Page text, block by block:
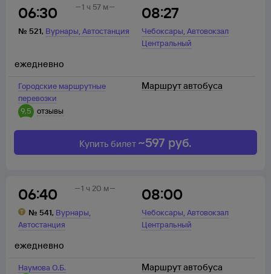
06:30
№ 521, Вурнары,Автостанция
08:27
Чебоксары,Автовокзал
Центральный
1 ч 57 м
Городские маршрутные
перевозки
9,5
отзывы
ежедневно
Маршрут автобуса
Купить билет ~597 руб.
06:40
№ 541, Вурнары,
Автостанция
08:00
Чебоксары,Автовокзал
Центральный
1 ч 20 м
Наумова О.Б.
ежедневно
Маршрут автобуса